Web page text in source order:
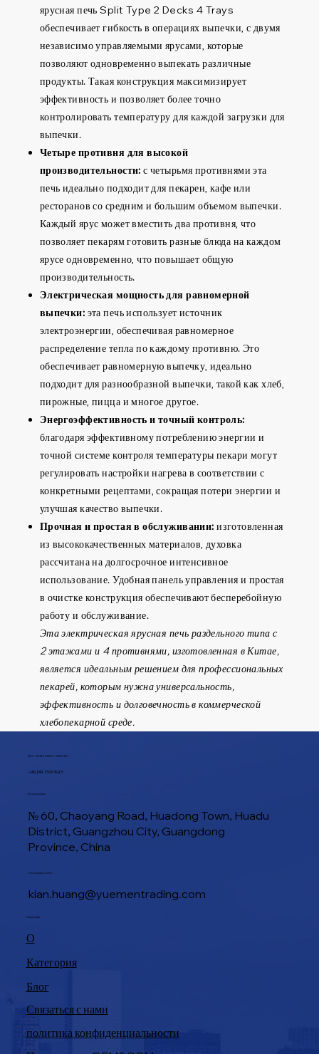
ярусная печь Split Type 2 Decks 4 Trays
обеспечивает гибкость в операциях выпечки, с двумя
независимо управляемыми ярусами, которые
позволяют одновременно выпекать различные
продукты. Такая конструкция максимизирует
эффективность и позволяет более точно
контролировать температуру для каждой загрузки для
выпечки.
Четыре противня для высокой
производительности: с четырьмя противнями эта
печь идеально подходит для пекарен, кафе или
ресторанов со средним и большим объемом выпечки.
Каждый ярус может вместить два противня, что
позволяет пекарям готовить разные блюда на каждом
ярусе одновременно, что повышает общую
производительность.
Электрическая мощность для равномерной
выпечки: эта печь использует источник
электроэнергии, обеспечивая равномерное
распределение тепла по каждому противню. Это
обеспечивает равномерную выпечку, идеально
подходит для разнообразной выпечки, такой как хлеб,
пирожные, пицца и многое другое.
Энергоэффективность и точный контроль:
благодаря эффективному потреблению энергии и
точной системе контроля температуры пекари могут
регулировать настройки нагрева в соответствии с
конкретными рецептами, сокращая потери энергии и
улучшая качество выпечки.
Прочная и простая в обслуживании: изготовленная
из высококачественных материалов, духовка
рассчитана на долгосрочное интенсивное
использование. Удобная панель управления и простая
в очистке конструкция обеспечивают бесперебойную
работу и обслуживание.
Эта электрическая ярусная печь раздельного типа с
2 этажами и 4 противнями, изготовленная в Китае,
является идеальным решением для профессиональных
пекарей, которым нужна универсальность,
эффективность и долговечность в коммерческой
хлебопекарной среде.
ТЕЛ / WHATSAPP / WECHAT
+86 188 1945 9649
Расположение
№ 60, Chaoyang Road, Huadong Town, Huadu
District, Guangzhou City, Guangdong
Province, China
kian.huang@yuementrading.com
Электронная почта
Навигация
О
Категория
Блог
политика конфиденциальности
Связаться с нами